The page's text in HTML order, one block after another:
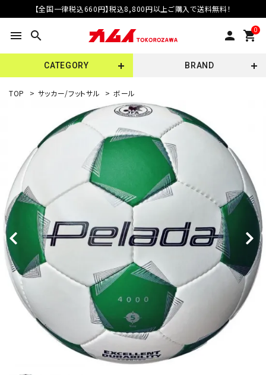
【全国一律税込660円】税込8,800円以上ご購入で送料無料！
menu search person 0
shopping_cart
CATEGORY BRAND
TOP > サッカー/フットサル > ボール